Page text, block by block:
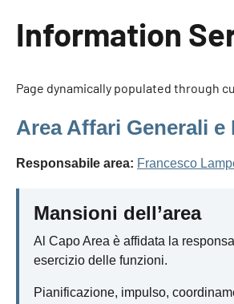
Information
Page dynamically populated through
Area Affari Generali e
Responsabile area: Francesco
Mansioni dell’area
Al Capo Area è affidata la
esercizio delle funzioni.
Pianificazione, impulso,